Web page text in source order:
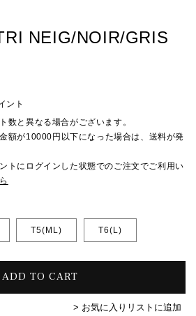
NEIG/NOIR/GRIS
ント
数と異なる場合がございます。
額が10000円以下になった場合は、送料が発
トにログインした状態でのご注文でご利用い
T5(ML) T6(L)
ADD TO CART
> お気に入りリストに追加